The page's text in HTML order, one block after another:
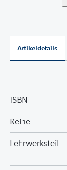
Artikeldetails
ISBN
Reihe
Lehrwerksteil